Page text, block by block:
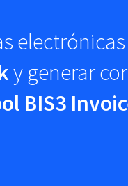
y generar
BIS3